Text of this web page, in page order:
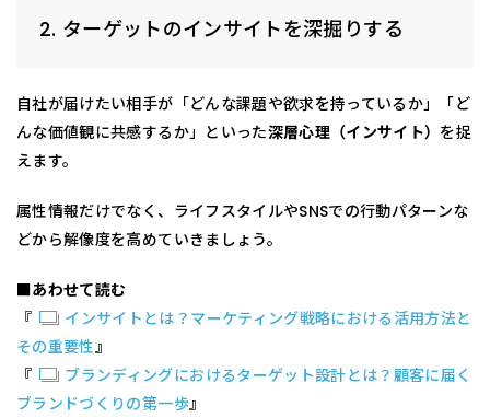
2. ターゲットのインサイトを深掘りする
自社が届けたい相手が「どんな課題や欲求を持っているか」「ど
んな価値観に共感するか」といった深層心理（インサイト） を捉
えます。
属性情報だけでなく、ライフスタイルやSNSでの行動パターンな
どから解像度を高めていきましょう。
■あわせて読む
『
インサイトとは？マーケティング戦略における活用方法と
その重要性』
『
ブランディングにおけるターゲット設計とは？顧客に届く
ブランドづくりの第一歩』